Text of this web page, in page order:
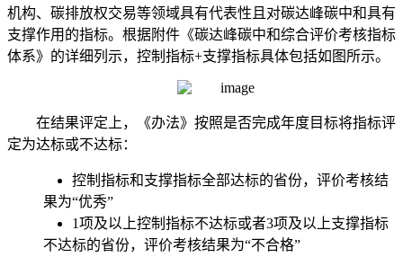
机构、碳排放权交易等领域具有代表性且对碳达峰碳中和具有
支撑作用的指标。根据附件《碳达峰碳中和综合评价考核指标
体系》的详细列示，控制指标+支撑指标具体包括如图所示。
在结果评定上，《办法》按照是否完成年度目标将指标评
定为达标或不达标：
控制指标和支撑指标全部达标的省份，评价考核结
果为“优秀”
1项及以上控制指标不达标或者3项及以上支撑指标
不达标的省份，评价考核结果为“不合格”